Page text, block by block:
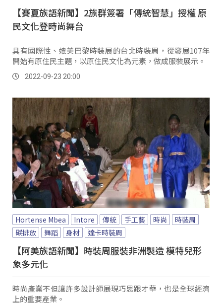
【賽夏族語新聞】2族群簽署「傳統智慧」授權 原
民文化登時尚舞台
具有國際性、媲美巴黎時裝展的台北時裝周，從發展107年
開始有原住民主題，以原住民文化為元素，做成服裝展示。
2022-09-23 20:00
Hortense Mbea Intore 傳統 手工藝 時尚
時裝周
碳排放
舞蹈 身材 達卡時裝周
【阿美族語新聞】時裝周服裝非洲製造 模特兒形
象多元化
時尚產業不但讓許多設計師展現巧思跟才華，也是全球經濟
上的重要產業。